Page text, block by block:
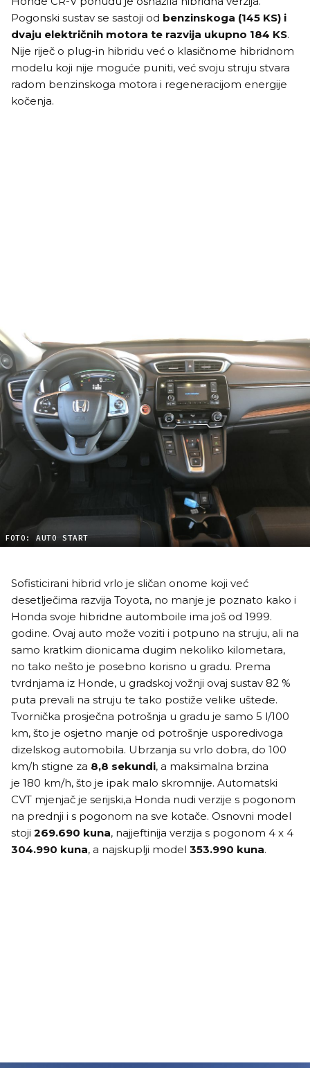
Pogonski sustav se sastoji od benzinskoga (145 KS) i
dvaju električnih motora te razvija ukupno 184 KS.
Nije riječ o plug-in hibridu već o klasičnome hibridnom
modelu koji nije moguće puniti, već svoju struju stvara
radom benzinskoga motora i regeneracijom energije
kočenja.
FOTO: AUTO START
Sofisticirani hibrid vrlo je sličan onome koji već
desetlječima razvija Toyota, no manje je poznato kako i
Honda svoje hibridne automboile ima još od 1999.
godine. Ovaj auto može voziti i potpuno na struju, ali na
samo kratkim dionicama dugim nekoliko kilometara,
no tako nešto je posebno korisno u gradu. Prema
tvrdnjama iz Honde, u gradskoj vožnji ovaj sustav 82 %
puta prevali na struju te tako postiže velike uštede.
Tvornička prosječna potrošnja u gradu je samo 5 l/100
km, što je osjetno manje od potrošnje usporedivoga
dizelskog automobila. Ubrzanja su vrlo dobra, do 100
km/h stigne za 8,8 sekundi, a maksimalna brzina
je 180 km/h, što je ipak malo skromnije. Automatski
CVT mjenjač je serijski,a Honda nudi verzije s pogonom
na prednji i s pogonom na sve kotače. Osnovni model
stoji 269.690 kuna, najjeftinija verzija s pogonom 4 x 4
304.990 kuna, a najskuplji model 353.990 kuna.